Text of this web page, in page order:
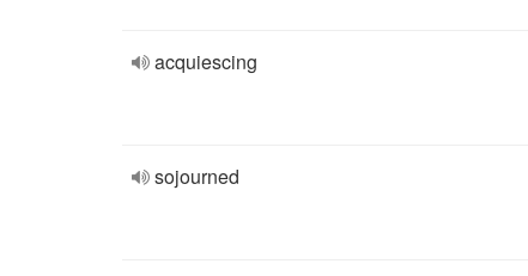
acquiescing
sojourned